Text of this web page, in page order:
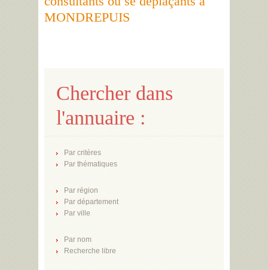
MONDREPUIS
Chercher dans
l'annuaire :
Par critères
Par thématiques
Par région
Par département
Par ville
Par nom
Recherche libre